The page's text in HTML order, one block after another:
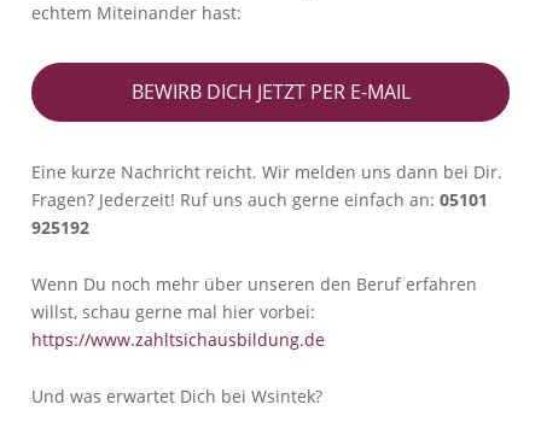
echtem Miteinander hast:
BEWIRB DICH JETZT PER E-MAIL
Eine kurze Nachricht reicht. Wir melden uns dann bei Dir.
Fragen? Jederzeit! Ruf uns auch gerne einfach an:05101
925192
Wenn Du noch mehr über unseren den Beruf erfahren
willst, schau gerne mal hier vorbei:
https://www.zahltsichausbildung.de
Und was erwartet Dich bei Wsintek?